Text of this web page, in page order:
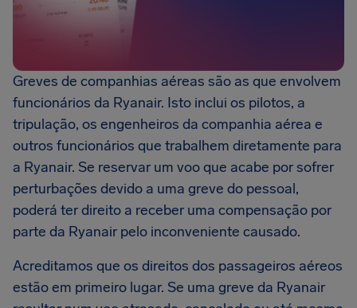
Greves de companhias aéreas são as que envolvem
funcionários da Ryanair. Isto inclui os pilotos, a
tripulação, os engenheiros da companhia aérea e
outros funcionários que trabalhem diretamente para
a Ryanair. Se reservar um voo que acabe por sofrer
perturbações devido a uma greve do pessoal,
poderá ter direito a receber uma compensação por
parte da Ryanair pelo inconveniente causado.
Acreditamos que os direitos dos passageiros aéreos
estão em primeiro lugar. Se uma greve da Ryanair